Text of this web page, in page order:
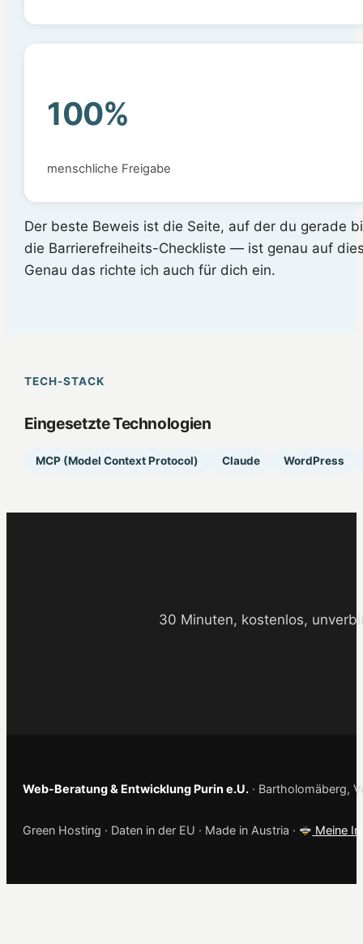
100%
menschliche Freigabe
Der beste Beweis ist die Seite, auf der du gerade
die Barrierefreiheits-Checkliste — ist genau auf
Genau das richte ich auch für dich ein.
TECH-STACK
Eingesetzte Technologien
MCP (Model Context Protocol) Claude WordPress
30 Minuten, kostenlos,
Web-Beratung & Entwicklung Purin e.U. · Bartholomäberg,
Green Hosting · Daten in der EU · Made in Austria · Meine